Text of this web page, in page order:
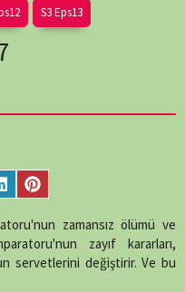
S3 Eps13
wp-
Share
on
LinkedIn
Share
on
Pinterestzamansız ölümü ve
zayıf kararları,
servetlerini değiştirir. Ve bu